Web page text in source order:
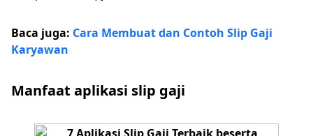
Baca juga: Cara Membuat dan Contoh Slip Gaji
Karyawan
Manfaat aplikasi slip gaji